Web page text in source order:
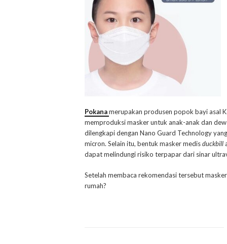
Pokanamerupakan produsen popok bayi asal
memproduksi masker untuk anak-anak dan
dilengkapi dengan Nano Guard Technology
micron. Selain itu, bentuk masker medisduckbill
dapat melindungi risiko terpapar dari sinar
Setelah membaca rekomendasi tersebut
rumah?